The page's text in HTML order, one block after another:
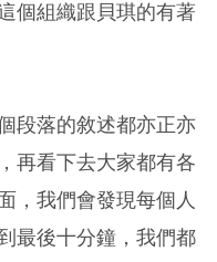
個組織跟貝琪的有著
段落的敘述都亦正亦
再看下去大家都有各
，我們會發現每個人
最後十分鐘，我們都